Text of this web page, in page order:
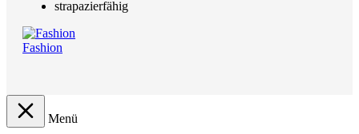
strapazierfähig
Fashion
Menü